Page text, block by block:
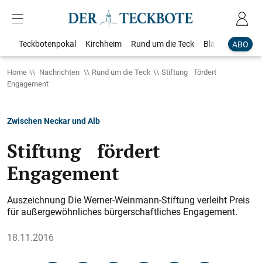
ABO
Teckbotenpokal Kirchheim Rund um die Teck Blaulicht
Home Nachrichten Rund um die Teck
Stiftung fördert
Engagement
Zwischen Neckar und Alb
Stiftung fördert
Engagement
Auszeichnung Die Werner-Weinmann-Stiftung verleiht Preis
für außergewöhnliches bürgerschaftliches Engagement.
18.11.2016